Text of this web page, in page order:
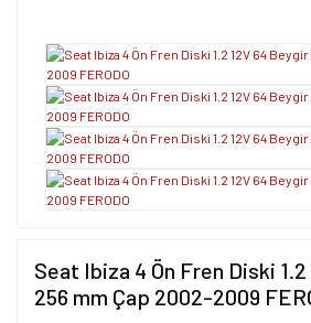
Seat Ibiza 4 Ön Fren Diski
256 mm Çap 2002-2009